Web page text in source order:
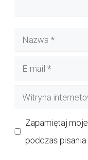
Nazwa
Witryna
Zapamiętaj
podczas